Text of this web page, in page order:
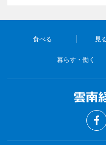
食べる 見
暮らす・働く